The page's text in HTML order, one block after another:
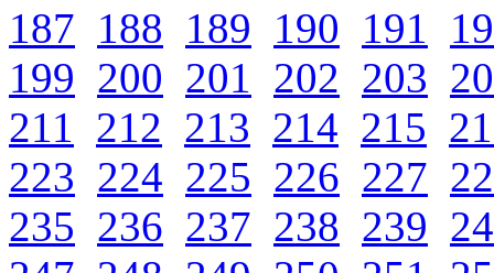
187 188 189 190 191
199 200 201 202 203
211 212 213 214 215
223 224 225 226 227
235 236 237 238 239